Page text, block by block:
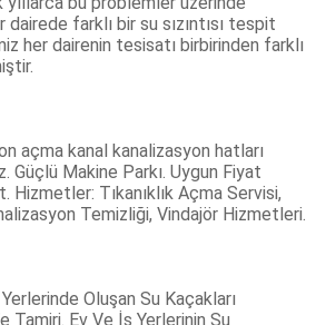
farklı bir su sızıntısı tespit
her dairenin tesisatı birbirinden farklı
açma kanal kanalizasyon hatları
Güçlü Makine Parkı. Uygun Fiyat
Hizmetler: Tıkanıklık Açma Servisi,
Temizliği, Vindajör Hizmetleri.
Oluşan Su Kaçakları
Tamiri. Ev Ve İş Yerlerinin Su